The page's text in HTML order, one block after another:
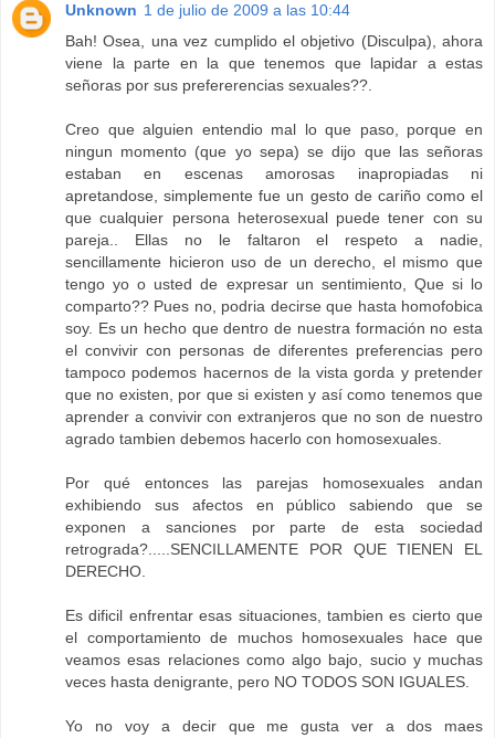
Unknown 1 de julio de 2009 a las 10:44
Bah! Osea, una vez cumplido el objetivo (Disculpa), ahora
viene la parte en la que tenemos que lapidar a estas
señoras por sus prefererencias sexuales??.
Creo que alguien entendio mal lo que paso, porque en
ningun momento (que yo sepa) se dijo que las señoras
estaban en escenas amorosas inapropiadas ni
apretandose, simplemente fue un gesto de cariño como el
que cualquier persona heterosexual puede tener con su
pareja.. Ellas no le faltaron el respeto a nadie,
sencillamente hicieron uso de un derecho, el mismo que
tengo yo o usted de expresar un sentimiento, Que si lo
comparto?? Pues no, podria decirse que hasta homofobica
soy. Es un hecho que dentro de nuestra formación no esta
el convivir con personas de diferentes preferencias pero
tampoco podemos hacernos de la vista gorda y pretender
que no existen, por que si existen y así como tenemos que
aprender a convivir con extranjeros que no son de nuestro
agrado tambien debemos hacerlo con homosexuales.
Por qué entonces las parejas homosexuales andan
exhibiendo sus afectos en público sabiendo que se
exponen a sanciones por parte de esta sociedad
retrograda?.....SENCILLAMENTE POR QUE TIENEN EL
DERECHO.
Es dificil enfrentar esas situaciones, tambien es cierto que
el comportamiento de muchos homosexuales hace que
veamos esas relaciones como algo bajo, sucio y muchas
veces hasta denigrante, pero NO TODOS SON IGUALES.
Yo no voy a decir que me gusta ver a dos maes